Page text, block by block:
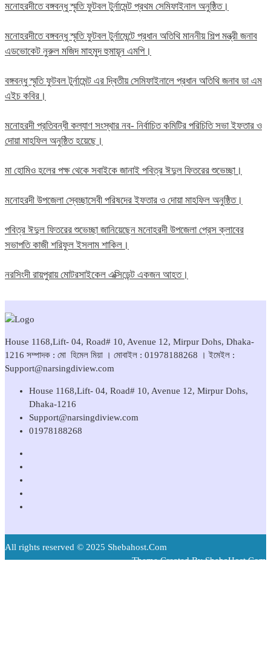
মনোহরদীতে বঙ্গবন্ধু স্মৃতি ফুটবল টুর্নামেন্ট প্রথম সেমিফাইনাল অনুষ্ঠিত।
মনোহরদীতে বঙ্গবন্ধু স্মৃতি ফুটবল টুর্নামেন্টে প্রধান অতিথি মাননীয় শিল্প মন্ত্রী জনাব
এডভোকেট নুরুল মজিদ মাহমুদ হুমায়ূন এমপি।
বঙ্গবন্ধু স্মৃতি ফুটবল টুর্নামেন্ট এর দ্বিতীয় সেমিফাইনালে প্রধান অতিথি জনাব ডা এম
এইচ কবির।
মনোহরদী প্রতিবন্ধী কল্যাণ সংস্থার নব- নির্বাচিত কমিটির পরিচিতি সভা ইফতার ও
দোয়া মাহফিল অনুষ্ঠিত হয়েছে।
মা হোমিও হলের পক্ষ থেকে সবাইকে জানাই পবিত্র ঈদুল ফিতরের শুভেচ্ছা।
মনোহরদী উপজেলা স্বেচ্ছাসেবী পরিষদের ইফতার ও দোয়া মাহফিল অনুষ্ঠিত।
পবিত্র ঈদুল ফিতরের শুভেচ্ছা জানিয়েছেন মনোহরদী উপজেলা প্রেস ক্লাবের
সভাপতি কাজী শরিফুল ইসলাম শাকিল।
নরসিংদী রায়পুরায় মোটরসাইকেল এক্সিডেন্ট একজন আহত।
House 1168,Lift- 04, Road# 10, Avenue 12, Mirpur Dohs, Dhaka-
1216 সম্পাদক : মো হিমেল মিয়া । মোবাইল : 01978188268 । ইমেইল :
Support@narsingdiview.com
House 1168,Lift- 04, Road# 10, Avenue 12, Mirpur Dohs,
Dhaka-1216
Support@narsingdiview.com
01978188268
All rights reserved © 2025 Shebahost.Com
Theme Created By ShebaHost.Com